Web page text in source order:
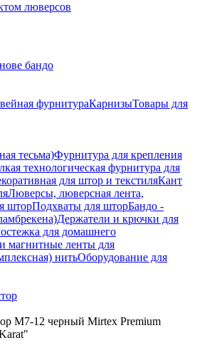
люверсов
бандо
фурнитураКарнизыТовары для
тесьма)Фурнитура для крепления
технологическая фурнитура для
для штор и текстиляКант
Люверсы, люверсная лента,
шторПодхваты для шторБандо -
Держатели и крючки для
для домашнего
магнитные ленты для
нитьОборудование для
M7-12 черный Mirtex Premium